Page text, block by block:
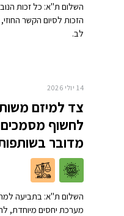
השלום ת"א: כל זכות
הזכות לסיום הקשר
לב.
14 יולי 2026
צד למיזם
לחשוף מסמכים
מדובר
השלום ת"א: בתביעה
מערכת יחסים מיוחדת,